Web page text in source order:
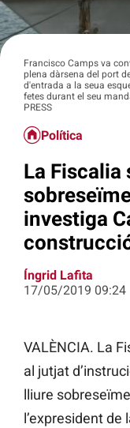
Francisco Camps va
plena dàrsena del port
d'entrada a la seua
fetes durant el seu
PRESS
Política
La Fiscalia
investiga
Íngrid Lafita
17/05/2019 09:24
VALÈNCIA. La
al jutjat
lliure
l’expresident de